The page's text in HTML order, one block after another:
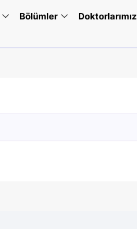
Bölümler Doktorlarımız